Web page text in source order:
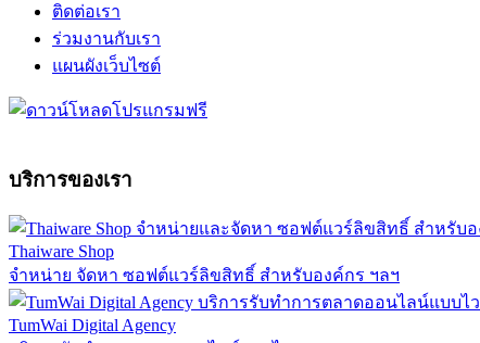
ติดต่อเรา
ร่วมงานกับเรา
แผนผังเว็บไซต์
บริการของเรา
Thaiware Shop
จำหน่าย จัดหา ซอฟต์แวร์ลิขสิทธิ์ สำหรับองค์กร ฯลฯ
TumWai Digital Agency